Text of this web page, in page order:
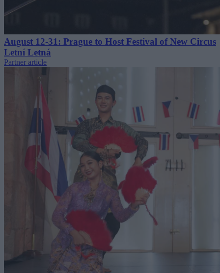
August 12-31: Prague to Host Festival of New Circus
Letní Letná
Partner article